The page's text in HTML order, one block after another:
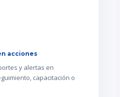
acciones
y alertas en
capacitación o